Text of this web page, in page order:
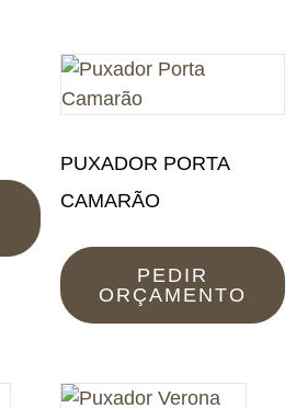
PUXADOR PORTA
CAMARÃO
PEDIR
ORÇAMENTO